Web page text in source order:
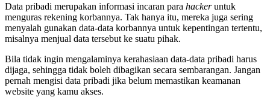
Data pribadi merupakan informasi incaran para hackeruntuk
menguras rekening korbannya. Tak hanya itu, mereka juga sering
menyalah gunakan data-data korbannya untuk kepentingan tertentu,
misalnya menjual data tersebut ke suatu pihak.
Bila tidak ingin mengalaminya kerahasiaan data-data pribadi harus
dijaga, sehingga tidak boleh dibagikan secara sembarangan. Jangan
pernah mengisi data pribadi jika belum memastikan keamanan
website yang kamu akses.